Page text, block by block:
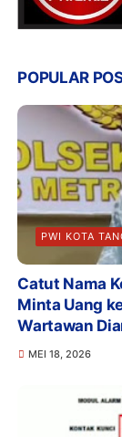
POPULAR
PWI KOTA
Catut Nama
Minta Uang
Wartawan
MEI 18, 2026